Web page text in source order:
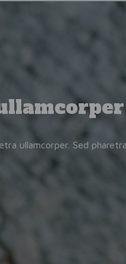
ullamcorper. Sed